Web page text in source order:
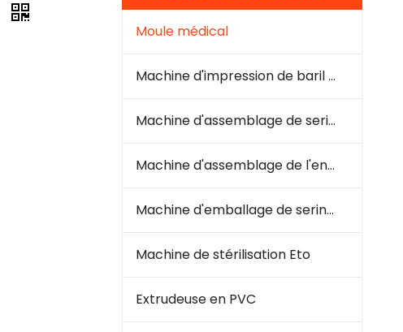
Moule médical
Machine d'impression de baril à seringue
Machine d'assemblage de seringue
Machine d'assemblage de l'ensemble de perfusion
Machine d'emballage de seringues et d'infusion
Machine de stérilisation Eto
Extrudeuse en PVC